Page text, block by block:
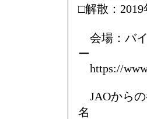
□解散：
会場：バ
ー
https://
JAOから
名